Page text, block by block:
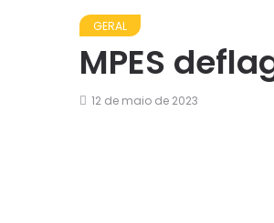
GERAL
MPES
12 de maio de 2023